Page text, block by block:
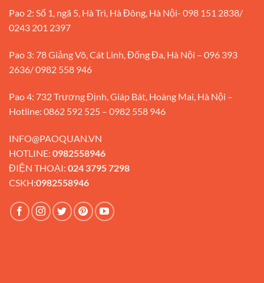
Pao 2: Số 1, ngã 5, Hà Trì, Hà Đông, Hà Nội- 098 151 2838/
0243 201 2397
Pao 3: 78 Giảng Võ, Cát Linh, Đống Đa, Hà Nội – 096 393
2636/ 0982 558 946
Pao 4: 732 Trương Định, Giáp Bát, Hoàng Mai, Hà Nội –
Hotline: 0862 592 525 – 0982 558 946
INFO@PAOQUAN.VN
HOTLINE: 0982558946
ĐIỆN THOẠI: 024 3795 7298
CSKH:0982558946